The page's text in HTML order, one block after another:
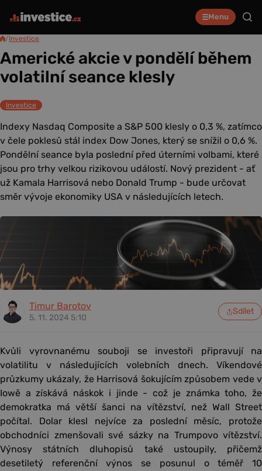
Menu
/Investice
Americké akcie v pondělí během
volatilní seance klesly
Investice
Indexy Nasdaq Composite a S&P 500 klesly o 0,3 %, zatímco
v čele poklesů stál index Dow Jones, který se snížil o 0,6 %.
Pondělní seance byla poslední před úterními volbami, které
jsou pro trhy velkou rizikovou událostí. Nový prezident - ať
už Kamala Harrisová nebo Donald Trump - bude určovat
směr vývoje ekonomiky USA v následujících letech.
Timur Barotov
5. 11. 2024 5:10
Sdílet
Kvůli vyrovnanému souboji se investoři připravují na
volatilitu v následujících volebních dnech. Víkendové
průzkumy ukázaly, že Harrisová šokujícím způsobem vede v
Iowě a získává náskok i jinde - což je známka toho, že
demokratka má větší šanci na vítězství, než Wall Street
počítal. Dolar klesl nejvíce za poslední měsíc, protože
obchodníci zmenšovali své sázky na Trumpovo vítězství.
Výnosy státních dluhopisů také ustoupily, přičemž
desetiletý referenční výnos se posunul o téměř 10